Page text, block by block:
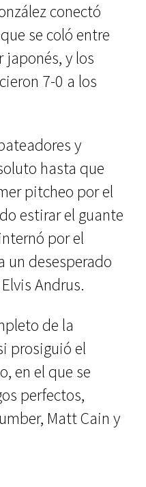
conectó
se coló entre
y los
7-0 a los
y
hasta que
pitcheo por el
estirar el guante
por el
un desesperado
Andrus.
de la
prosiguió el
en el que se
perfectos,
Matt Cain y